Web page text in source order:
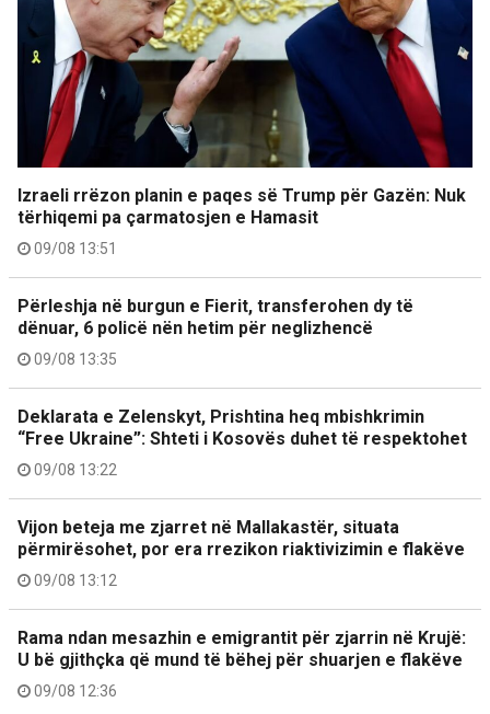
Izraeli rrëzon planin e paqes së Trump për Gazën: Nuk
tërhiqemi pa çarmatosjen e Hamasit
09/08 13:51
Përleshja në burgun e Fierit, transferohen dy të
dënuar, 6 policë nën hetim për neglizhencë
09/08 13:35
Deklarata e Zelenskyt, Prishtina heq mbishkrimin
“Free Ukraine”: Shteti i Kosovës duhet të respektohet
09/08 13:22
Vijon beteja me zjarret në Mallakastër, situata
përmirësohet, por era rrezikon riaktivizimin e flakëve
09/08 13:12
Rama ndan mesazhin e emigrantit për zjarrin në Krujë:
U bë gjithçka që mund të bëhej për shuarjen e flakëve
09/08 12:36